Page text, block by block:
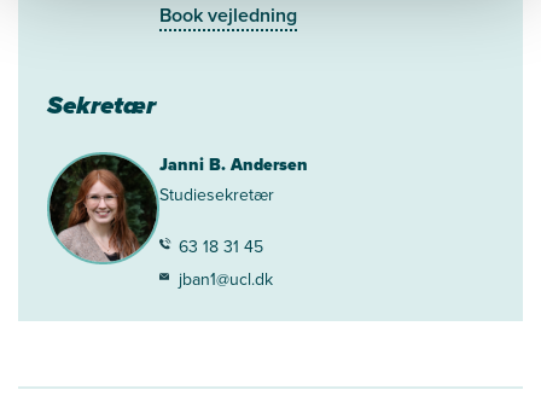
Book vejledning
Sekretær
Janni B. Andersen
Studiesekretær
63 18 31 45
jban1@ucl.dk